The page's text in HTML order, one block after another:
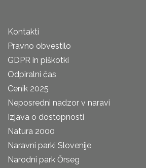
Kontakti
Pravno obvestilo
GDPR in piškotki
Odpiralni čas
Cenik 2025
Neposredni nadzor v naravi
Izjava o dostopnosti
Natura 2000
Naravni parki Slovenije
Narodni park Őrseg